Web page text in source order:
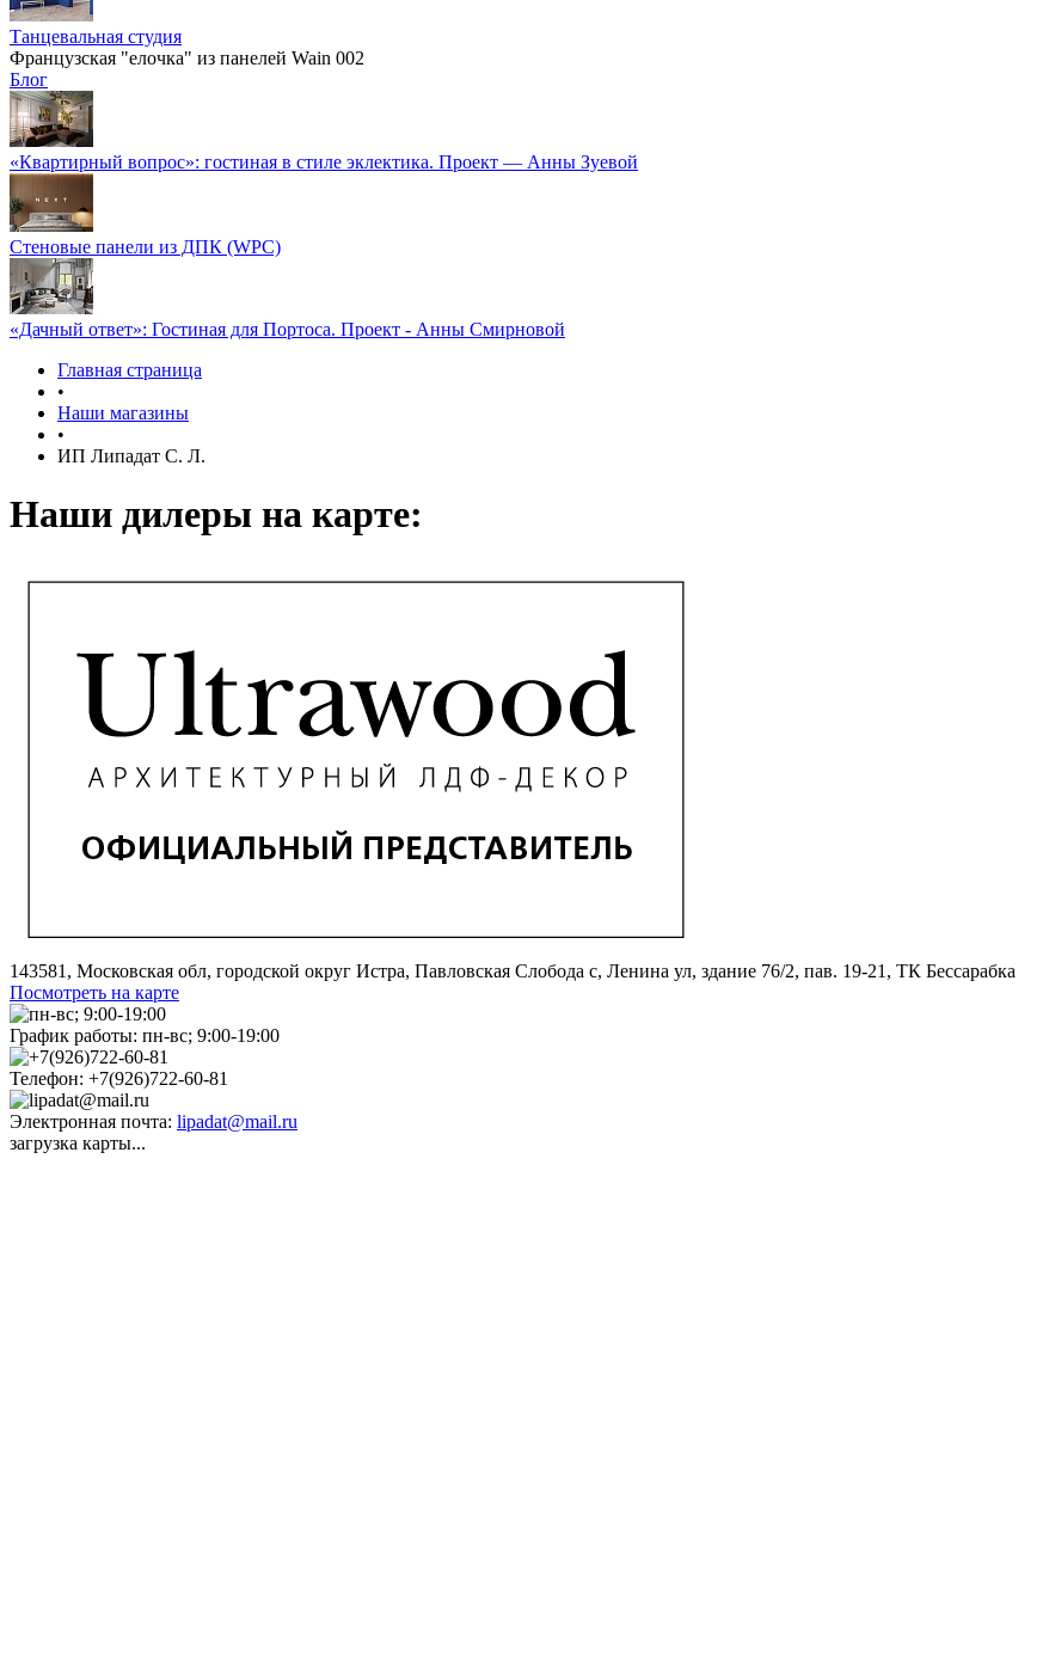
Танцевальная студия
Французская "елочка" из панелей Wain 002
Блог
«Квартирный вопрос»: гостиная в стиле эклектика. Проект — Анны Зуевой
Стеновые панели из ДПК (WPC)
«Дачный ответ»: Гостиная для Портоса. Проект - Анны Смирновой
Главная страница
•
Наши магазины
•
ИП Липадат С. Л.
Наши дилеры на карте:
143581, Московская обл, городской округ Истра, Павловская Слобода с, Ленина ул, здание 76/2, пав. 19-21, ТК Бессарабка
Посмотреть на карте
График работы: пн-вс; 9:00-19:00
Телефон: +7(926)722-60-81
Электронная почта: lipadat@mail.ru
загрузка карты...